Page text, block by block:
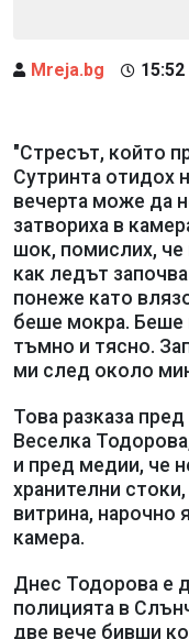
Mreja.bg
"Стресът, който
Сутринта отидох
вечерта може да
затвориха в
шок, помислих,
как ледът
понеже като
беше мокра. Беше
тъмно и тясно.
ми след около
Това разказа
Веселка
и пред медии, че
хранителни
витрина, нарочно
камера.
Днес Тодорова е
полицията в
две вече бивши